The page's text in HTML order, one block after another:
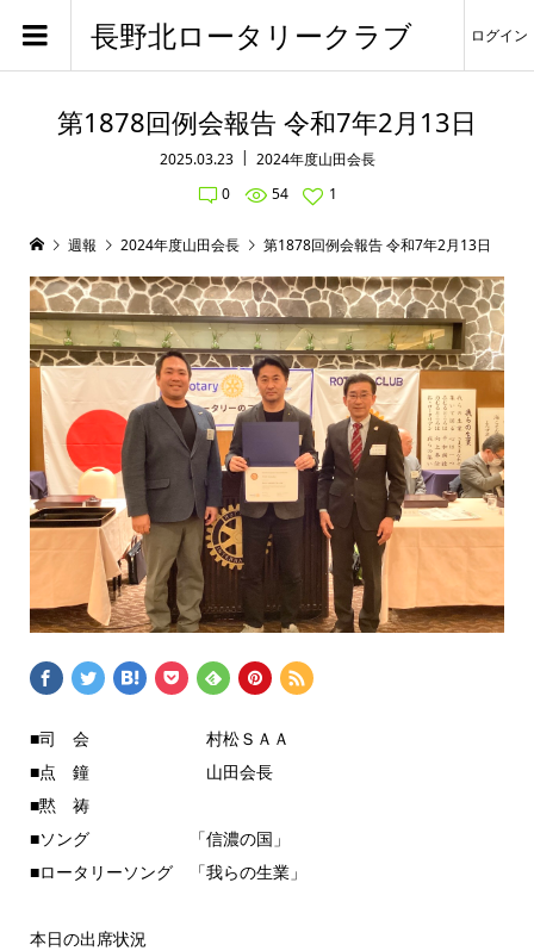
長野北ロータリークラブ ログイン
第1878回例会報告 令和7年2月13日
2025.03.23
2024年度山田会長
0
54 1
週報 2024年度山田会長 第1878回例会報告 令和7年2月13日
■司 会 村松ＳＡＡ
■点 鐘 山田会長
■黙 祷
■ソング 「信濃の国」
■ロータリーソング 「我らの生業」
本日の出席状況